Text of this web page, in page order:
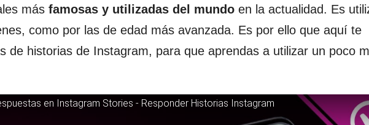
más famosas y utilizadas del mundo en la actualidad. Es
como por las de edad más avanzada. Es por ello que aquí te
de historias de Instagram, para que aprendas a utilizar un poco
en Instagram Stories - Responder Historias Instagram